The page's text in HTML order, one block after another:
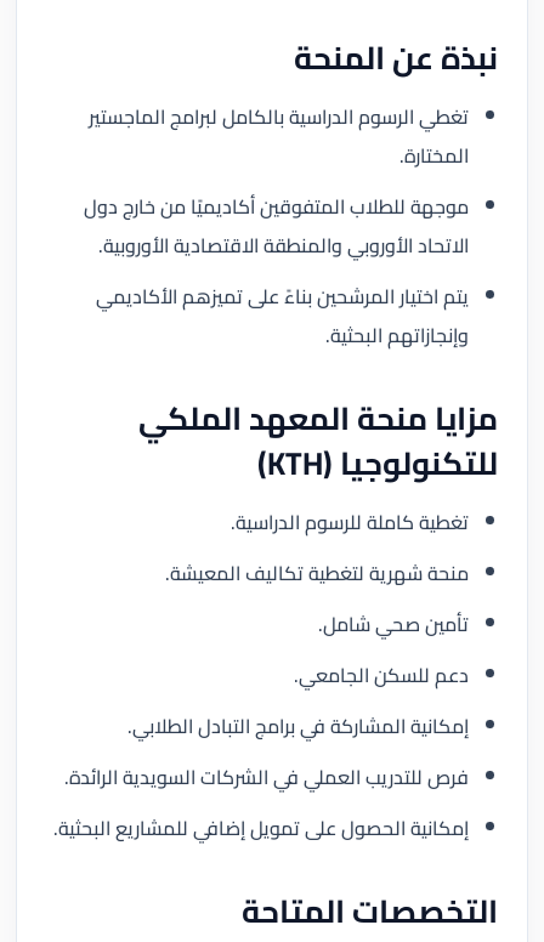
نبذة عن المنحة
تغطي الرسوم الدراسية بالكامل لبرامج الماجستير
المختارة.
موجهة للطلاب المتفوقين أكاديميًا من خارج دول
الاتحاد الأوروبي والمنطقة الاقتصادية الأوروبية.
يتم اختيار المرشحين بناءً على تميزهم الأكاديمي
وإنجازاتهم البحثية.
مزايا منحة المعهد الملكي
للتكنولوجيا (KTH)
تغطية كاملة للرسوم الدراسية.
منحة شهرية لتغطية تكاليف المعيشة.
تأمين صحي شامل.
دعم للسكن الجامعي.
إمكانية المشاركة في برامج التبادل الطلابي.
فرص للتدريب العملي في الشركات السويدية الرائدة.
إمكانية الحصول على تمويل إضافي للمشاريع البحثية.
التخصصات المتاحة